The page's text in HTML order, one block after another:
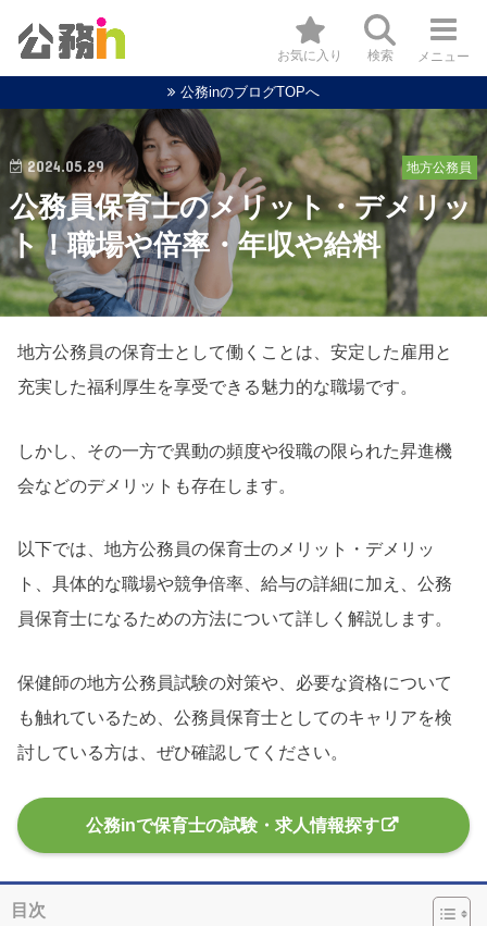
お気に入り 検索 メニュー
公務inのブログTOPへ
地方公務員
2024.05.29
公務員保育士のメリット・デメリッ
ト！職場や倍率・年収や給料
地方公務員の保育士として働くことは、安定した雇用と
充実した福利厚生を享受できる魅力的な職場です。
しかし、その一方で異動の頻度や役職の限られた昇進機
会などのデメリットも存在します。
以下では、地方公務員の保育士のメリット・デメリッ
ト、具体的な職場や競争倍率、給与の詳細に加え、公務
員保育士になるための方法について詳しく解説します。
保健師の地方公務員試験の対策や、必要な資格について
も触れているため、公務員保育士としてのキャリアを検
討している方は、ぜひ確認してください。
公務inで保育士の試験・求人情報探す
目次